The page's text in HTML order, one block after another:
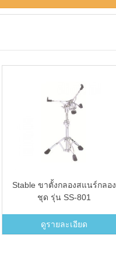
Stable ขาตั้งกลองสแนร์กลอง
ชุด รุ่น SS-801
ดูรายละเอียด